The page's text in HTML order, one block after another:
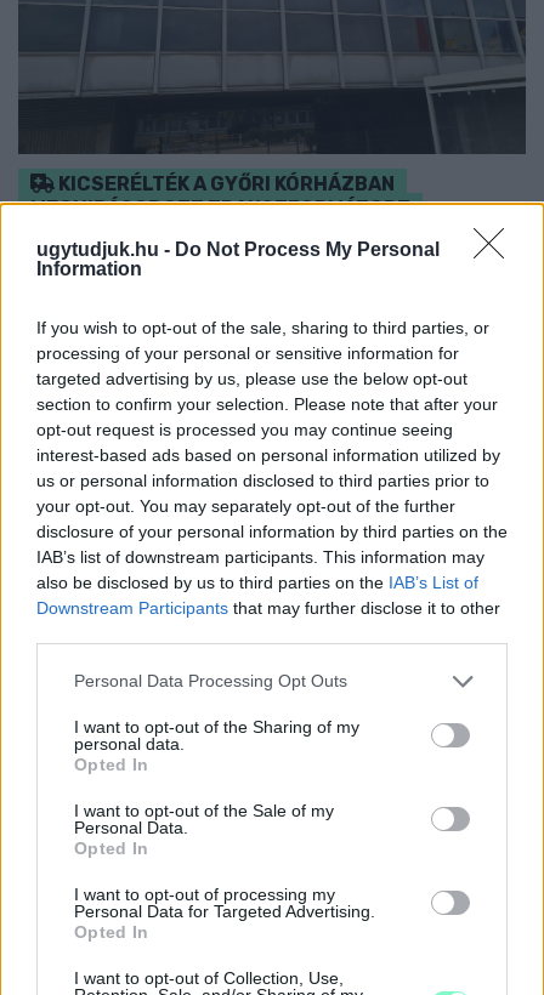
ugytudjuk.hu - Do Not Process My Personal
Information
If you wish to opt-out of the sale, sharing to third parties, or
processing of your personal or sensitive information for
targeted advertising by us, please use the below opt-out
section to confirm your selection. Please note that after your
opt-out request is processed you may continue seeing
interest-based ads based on personal information utilized by
us or personal information disclosed to third parties prior to
your opt-out. You may separately opt-out of the further
disclosure of your personal information by third parties on the
IAB’s list of downstream participants. This information may
also be disclosed by us to third parties on the IAB’s List of
Downstream Participants that may further disclose it to other
Please note that this website/app uses one or more Google
not limited to your visit or usage behaviour. You may click to
grant or deny consent to Google and its third-party tags to
use your data for below specified purposes in below Google
consent section.
Personal Data Processing Opt Outs
I want to opt-out of the Sharing of my
personal data.
Opted In
I want to opt-out of the Sale of my
Personal Data.
Opted In
I want to opt-out of processing my
Personal Data for Targeted Advertising.
Opted In
I want to opt-out of Collection, Use,
KICSERÉLTÉK A GYŐRI KÓRHÁZBAN
MEGHIBÁSODOTT TRANSZFORMÁTORT
Megkezdték az elhalasztott egészségügyi ellátásokat.
KÁNIKULA 2026 - ENYHÜL A HŐSÉG, DE MÉG
NINCS VÉGE: SZOMBATTÓL MÁR “CSAK”
A július vége óta tartó harmadfokú hőségriasztást mérséklik, de
a tartós meleg miatt továbbra is fokozott óvatosságra van